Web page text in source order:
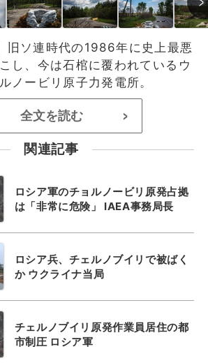
旧ソ連時代の1986年に史上最悪
し、今は石棺に覆われているウ
ノービリ原子力発電所。
全文を読む >
関連記事
ロシア軍のチョルノービリ原発占拠
は「非常に危険」 IAEA事務局長
ロシア兵、チェルノブイリで被ばく
か ウクライナ当局
チェルノブイリ原発作業員居住の都
市制圧 ロシア軍